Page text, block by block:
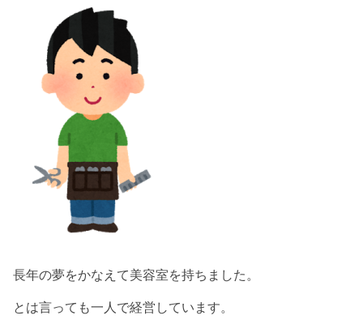
長年の夢をかなえて美容室を持ちました。
とは言っても一人で経営しています。